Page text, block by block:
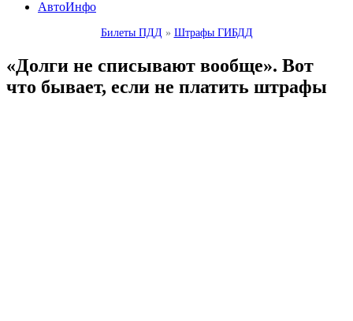
АвтоИнфо
Билеты ПДД » Штрафы ГИБДД
«Долги не списывают вообще». Вот
что бывает, если не платить штрафы